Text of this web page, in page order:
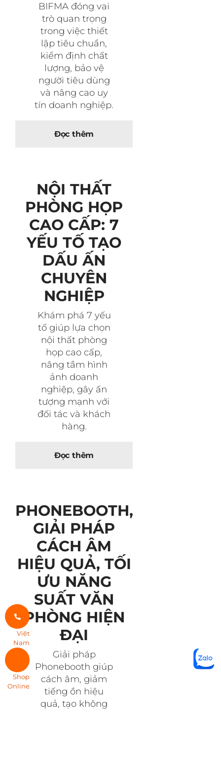
BIFMA đóng vai
trò quan trọng
trong việc thiết
lập tiêu chuẩn,
kiểm định chất
lượng, bảo vệ
người tiêu dùng
và nâng cao uy
tín doanh nghiệp.
Đọc thêm
NỘI THẤT
PHÒNG HỌP
CAO CẤP: 7
YẾU TỐ TẠO
DẤU ẤN
CHUYÊN
NGHIỆP
Khám phá 7 yếu
tố giúp lựa chọn
nội thất phòng
họp cao cấp,
nâng tầm hình
ảnh doanh
nghiệp, gây ấn
tượng mạnh với
đối tác và khách
hàng.
Đọc thêm
PHONEBOOTH,
GIẢI PHÁP
CÁCH ÂM
HIỆU QUẢ, TỐI
ƯU NĂNG
SUẤT VĂN
PHÒNG HIỆN
ĐẠI
Giải pháp
Phonebooth giúp
cách âm, giảm
tiếng ồn hiệu
quả, tạo không
Việt
Nam
Shop
Online